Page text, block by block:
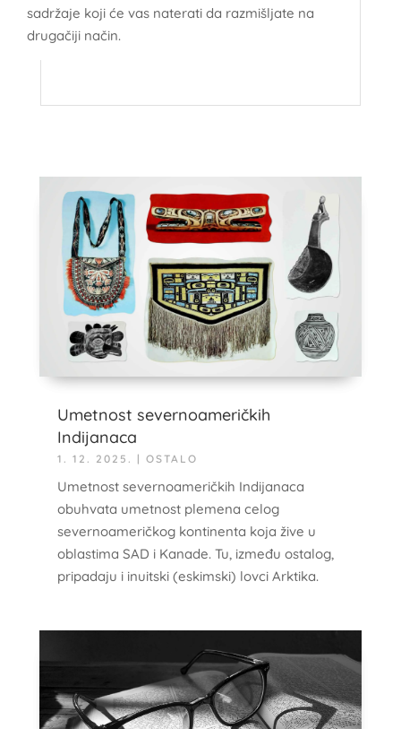
sadržaje koji će vas naterati da razmišljate na
drugačiji način.
Umetnost severnoameričkih
Indijanaca
1. 12. 2025. | OSTALO
Umetnost severnoameričkih Indijanaca
obuhvata umetnost plemena celog
severnoameričkog kontinenta koja žive u
oblastima SAD i Kanade. Tu, između ostalog,
pripadaju i inuitski (eskimski) lovci Arktika.